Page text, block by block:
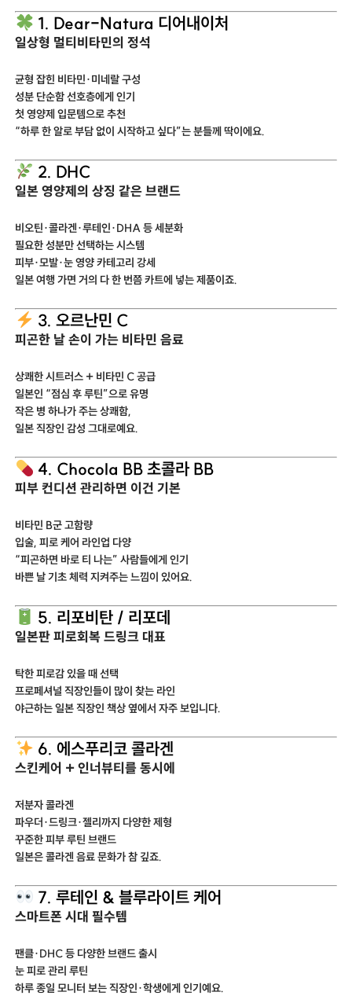
1. Dear-Natura 디어내이처
일상형 멀티비타민의 정석
균형 잡힌 비타민·미네랄 구성
성분 단순함 선호층에게 인기
첫 영양제 입문템으로 추천
“하루 한 알로 부담 없이 시작하고 싶다”는 분들께 딱이에요.
2. DHC
일본 영양제의 상징 같은 브랜드
비오틴·콜라겐·루테인·DHA 등 세분화
필요한 성분만 선택하는 시스템
피부·모발·눈 영양 카테고리 강세
일본 여행 가면 거의 다 한 번쯤 카트에 넣는 제품이죠.
3. 오르난민 C
피곤한 날 손이 가는 비타민 음료
상쾌한 시트러스 + 비타민 C 공급
일본인 “점심 후 루틴”으로 유명
작은 병 하나가 주는 상쾌함,
일본 직장인 감성 그대로예요.
4. Chocola BB 초콜라 BB
피부 컨디션 관리하면 이건 기본
비타민 B군 고함량
입술, 피로 케어 라인업 다양
“피곤하면 바로 티 나는” 사람들에게 인기
바쁜 날 기초 체력 지켜주는 느낌이 있어요.
5. 리포비탄 / 리포데
일본판 피로회복 드링크 대표
탁한 피로감 있을 때 선택
프로페셔널 직장인들이 많이 찾는 라인
야근하는 일본 직장인 책상 옆에서 자주 보입니다.
6. 에스푸리코 콜라겐
스킨케어 + 인너뷰티를 동시에
저분자 콜라겐
파우더·드링크·젤리까지 다양한 제형
꾸준한 피부 루틴 브랜드
일본은 콜라겐 음료 문화가 참 깊죠.
7. 루테인 & 블루라이트 케어
스마트폰 시대 필수템
팬클·DHC 등 다양한 브랜드 출시
눈 피로 관리 루틴
하루 종일 모니터 보는 직장인·학생에게 인기예요.